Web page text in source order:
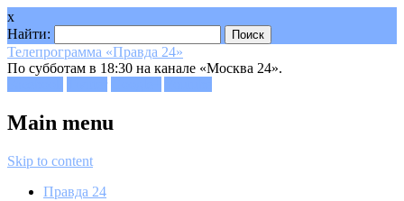
x
Найти:
Телепрограмма «Правда 24»
По субботам в 18:30 на канале «Москва 24».
Main menu
Skip to content
Правда 24